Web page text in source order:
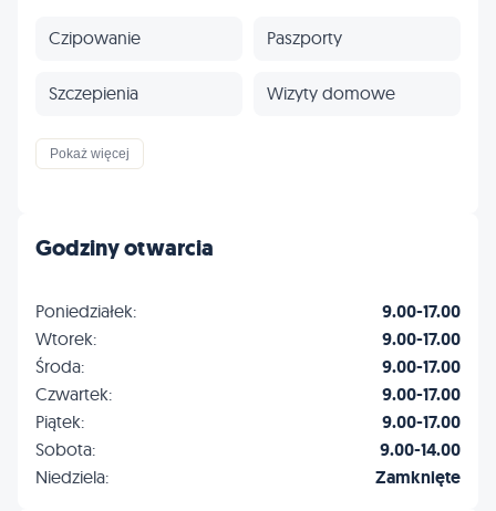
Czipowanie Paszporty
Szczepienia Wizyty domowe
Profilaktyka
Pokaż więcej
Godziny otwarcia
Poniedziałek: 9.00-17.00
Wtorek: 9.00-17.00
Środa: 9.00-17.00
Czwartek: 9.00-17.00
Piątek: 9.00-17.00
Sobota: 9.00-14.00
Niedziela: Zamknięte